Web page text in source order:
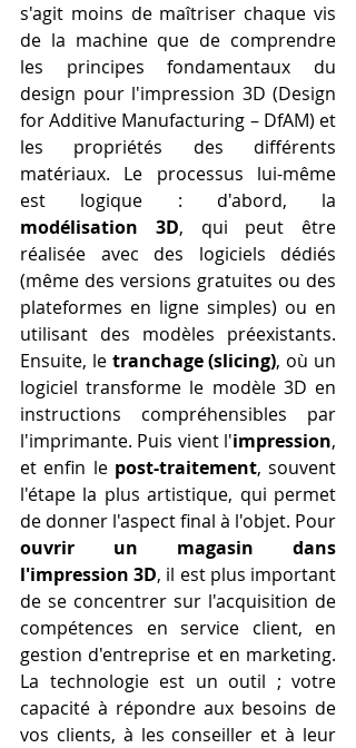
s'agit moins de maîtriser chaque vis
de la machine que de comprendre
les principes fondamentaux du
design pour l'impression 3D (Design
for Additive Manufacturing – DfAM) et
les propriétés des différents
matériaux. Le processus lui-même
modélisation 3D, qui peut être
réalisée avec des logiciels dédiés
(même des versions gratuites ou des
plateformes en ligne simples) ou en
utilisant des modèles préexistants.
Ensuite, le tranchage (slicing), où un
logiciel transforme le modèle 3D en
instructions compréhensibles par
l'imprimante. Puis vient l'impression,
et enfin le post-traitement, souvent
l'étape la plus artistique, qui permet
ouvrir un magasin dans
l'impression 3D, il est plus important
de se concentrer sur l'acquisition de
compétences en service client, en
gestion d'entreprise et en marketing.
La technologie est un outil ; votre
capacité à répondre aux besoins de
vos clients, à les conseiller et à leur